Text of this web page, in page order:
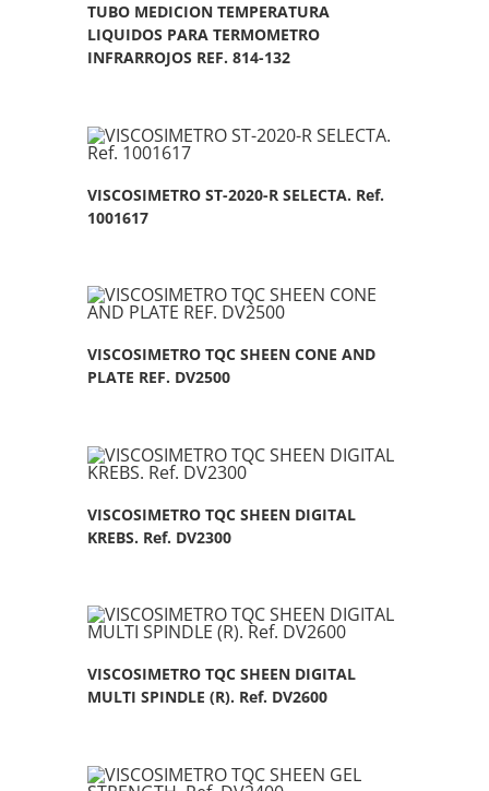
TUBO MEDICION TEMPERATURA
LIQUIDOS PARA TERMOMETRO
INFRARROJOS REF. 814-132
VISCOSIMETRO ST-2020-R SELECTA. Ref.
1001617
VISCOSIMETRO TQC SHEEN CONE AND
PLATE REF. DV2500
VISCOSIMETRO TQC SHEEN DIGITAL
KREBS. Ref. DV2300
VISCOSIMETRO TQC SHEEN DIGITAL
MULTI SPINDLE (R). Ref. DV2600